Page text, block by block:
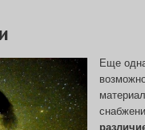
Еще